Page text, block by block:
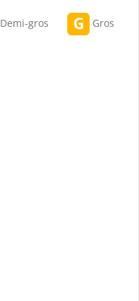
Demi-gros Gros